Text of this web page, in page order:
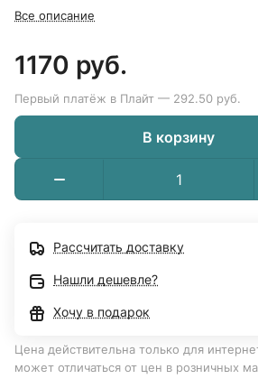
Все описание
1170 руб.
Первый платёж в Плайт — 292.50 руб.
В корзину
Рассчитать доставку
Нашли дешевле?
Хочу в подарок
Цена действительна только для
может отличаться от цен в розничных